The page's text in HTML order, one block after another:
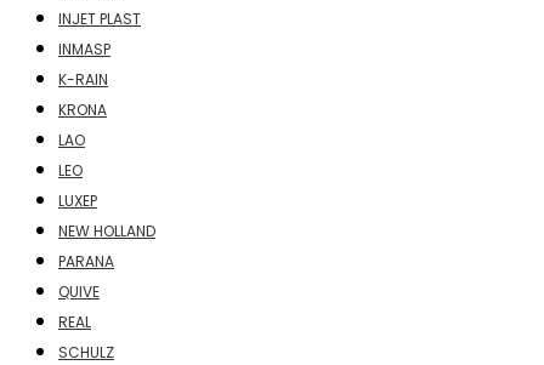
INJET PLAST
INMASP
K-RAIN
KRONA
LAO
LEO
LUXEP
NEW HOLLAND
PARANA
QUIVE
REAL
SCHULZ